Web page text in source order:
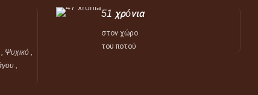
Ψυχικό ,
,
51 χρόνια
στον χώρο
του ποτού